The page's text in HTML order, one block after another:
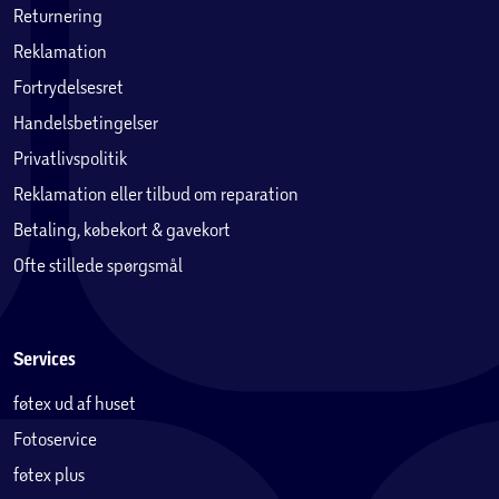
robust bygget til at modstå hverdagen, med en hårdfør
konstruktion og delvist genanvendt materiale.
Stilrent design i nye farver
Oplev en mobil, der kombinerer funktion og stil. Galaxy
A37 har et slankt, glansfuldt design i glas og metal.
Returnering
Reklamation
Fortrydelsesret
Handelsbetingelser
Privatlivspolitik
Reklamation eller tilbud om reparation
Betaling, købekort & gavekort
Ofte stillede spørgsmål
Services
føtex ud af huset
Fotoservice
føtex plus